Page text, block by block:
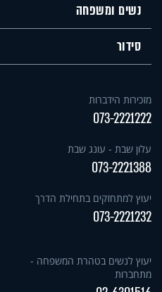
נשים ומשפחה
סידור
מזכירות הידברות
073-2221222
עלון שבת - עונג שבת
073-2221388
יעוץ למתחזקים בתחילת הדרך
073-2221232
יעוץ לנשים בטהרת המשפחה -
מתחברות